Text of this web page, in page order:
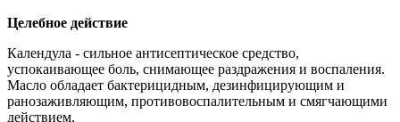
Целебное действие
Календула - сильное антисептическое средство,
успокаивающее боль, снимающее раздражения и воспаления.
Масло обладает бактерицидным, дезинфицирующим и
ранозаживляющим, противовоспалительным и смягчающими
действием.